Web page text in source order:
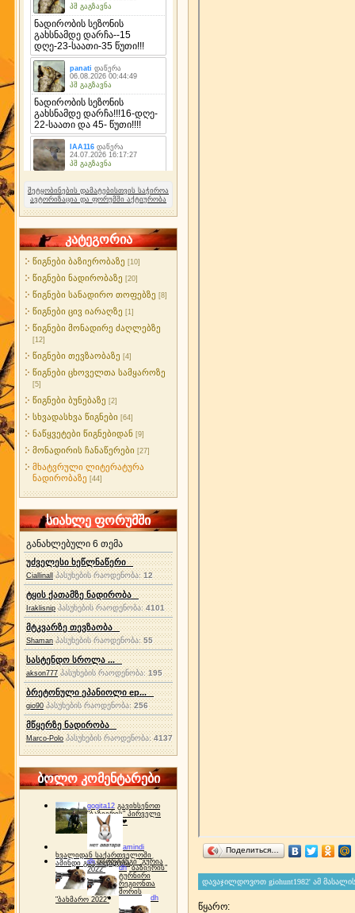
შეტყობინების დამატებისთვის საჭიროა
ავტორიზაცია და ფორუმში აქტიურობა
კატეგორია
წიგნები ბაზიერობაზე [10]
წიგნები ნადირობაზე [20]
წიგნები სანადირო თოფებზე [8]
წიგნები ცივ იარაღზე [1]
წიგნები მონადირე ძაღლებზე
[12]
წიგნები თევზაობაზე [4]
წიგნები ცხოველთა სამყაროზე
[5]
წიგნები ბუნებაზე [2]
სხვადასხვა წიგნები [64]
ნაწყვეტები წიგნებიდან [9]
მონადირის ჩანაწერები [27]
მხატვრული ლიტერატურა
ნადირობაზე [44]
სიახლე ფორუმში
განახლებული 6 თემა
უძველესი ხეწლნაწერი
Ciallinall პასუხების რაოდენობა:12
ტყის ქათამზე ნადირობა
Iraklisnip პასუხების რაოდენობა: 4101
მტკვარზე თევზაობა
Shaman პასუხების რაოდენობა:55
სასტენდო სროლა ...
akson777 პასუხების რაოდენობა:195
ბრეტონული ეპანიოლი ep...
gio90 პასუხების რაოდენობა:256
მწყერზე ნადირობა
Marco-Polo პასუხების რაოდენობა:4137
ბოლო კომენტარები
gogita12 გავიხსენოთ
"ბაზიერის" პირველი
ტურნირი ❤
amindi
ხვალიდან საქართველოში
ამინდი გაუარესდება
dh სპორტინგი "გურია
2022"
dh "ბაზიერის"
ტურნირი
რეგიონთა
შორის
"ბახმარო 2022"
dh
Поделиться…
წყარო: